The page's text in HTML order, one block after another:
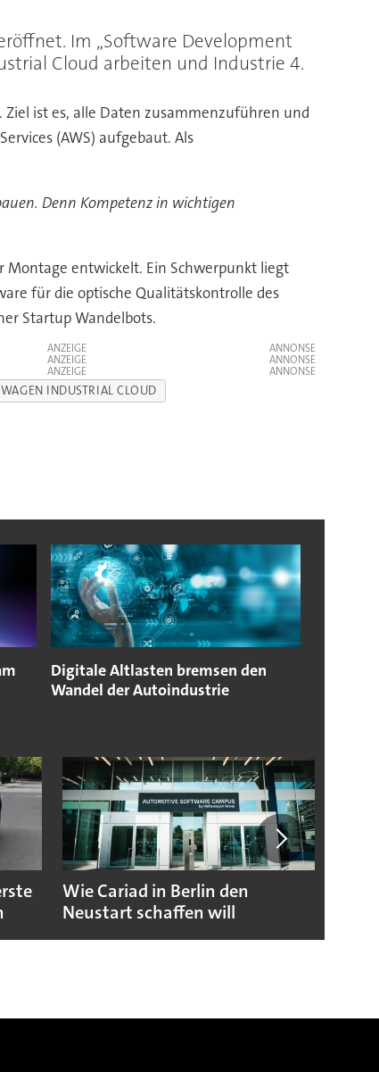
Im „Software Development
Cloud arbeiten und Industrie 4.
ist es, alle Daten zusammenzuführen und
(AWS) aufgebaut. Als
Denn Kompetenz in wichtigen
Montage entwickelt. Ein Schwerpunkt liegt
für die optische Qualitätskontrolle des
Startup Wandelbots.
ANZEIGE
ANZEIGE
ANZEIGE
INDUSTRIAL CLOUD
Digitale Altlasten bremsen den
Wandel der Autoindustrie
Wie Cariad in Berlin den
Neustart schaffen will